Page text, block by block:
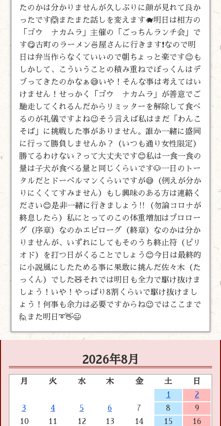
たのかは分かりませんが久しぶりに顔が見れて良か
ったです🙆またまた話しを変えます🐗明日は相方の
「ゴウ ナカムラ」主催の「ごっちんランチ会」で
す😋古町のラーメン🍜屋さんに行きます❗なので明
日は弁当作らなくていいので朝ちょっと楽です😉も
しかして、こういうことの積み重ねでぼっくんはデ
ブってきたのかなぁ😅いや！そんな事は考えてはい
けません！せっかく「ゴウ ナカムラ」が善意でご
馳走してくれるんだからリミッターを解除して食べ
るのが礼儀ですよね😉そう言えば私はまだ「わんこ
そば」に挑戦した事がありません。誰か一緒に盛岡
に行って勝負しませんか？（いつも通り女性限定）
勝てるわけない？って大丈夫です😊私は一食一食の
量は子犬が食べる量と同じくらいです🐶一日のトー
タルだとドーベルマンくらいですが😅（例えが分か
りにくくてすみません）もし興味のある方は連絡く
ださい😊是非一緒に行きましょう‼️（勿論コロナが
終息したら）私にとってのこの体重増加はプロロー
グ（序章）なのかエピローグ（終章）なのかは分か
りませんが、いずれにしてもそのうち終止符（ピリ
オド）を打つ日がくることでしょう😊今日は最終的
に小説風にしたためる事に果敢に挑んだ佐々木（た
っくん）でした🧸それでは明日も全力で駆け抜けま
しょう！いや！やっぱり8割くらいで駆け抜けまし
ょう！何事も余力は必要ですからね😉ではここまで
🙋また明日➰👋😃
2026年8月
月 火 水 木 金 土
日
1
2
3
4 5 6 7 8
9
10
11 12 13 14 15
16